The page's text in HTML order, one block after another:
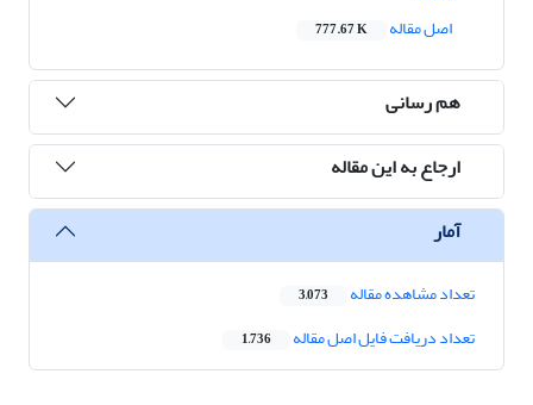
اصل مقاله
777.67 K
هم رسانی
ارجاع به این مقاله
آمار
تعداد مشاهده مقاله 3,073
تعداد دریافت فایل اصل مقاله 1,736